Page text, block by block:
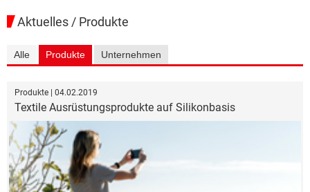
Aktuelles / Produkte
Alle Produkte Unternehmen
Produkte | 04.02.2019
Textile Ausrüstungsprodukte auf Silikonbasis